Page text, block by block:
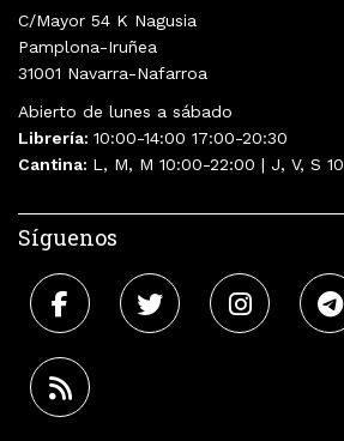
C/Mayor 54 K Nagusia
Pamplona-Iruñea
31001 Navarra-Nafarroa
Abierto de lunes a sábado
Librería: 10:00-14:00 17:00-20:30
Cantina: L, M, M 10:00-22:00 | J, V, S
Síguenos